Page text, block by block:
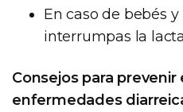
En caso de bebés
interrumpas la
Consejos para prevenir
enfermedades